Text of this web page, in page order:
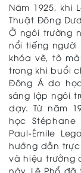
Năm 1925, khi
Thuật Đông
Ở ngôi trường
nổi tiếng
khóa vẽ, tô
trong khi buổi
Đông Á do
sáng lập ngôi
dạy. Từ năm
học Stéphane
Paul-Émile
hướng dẫn
và hiệu trưởng
này, Lê Phổ